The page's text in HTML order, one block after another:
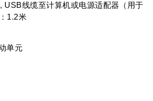
USB线缆至计算机或电源适配器（用于
1.2米
单元